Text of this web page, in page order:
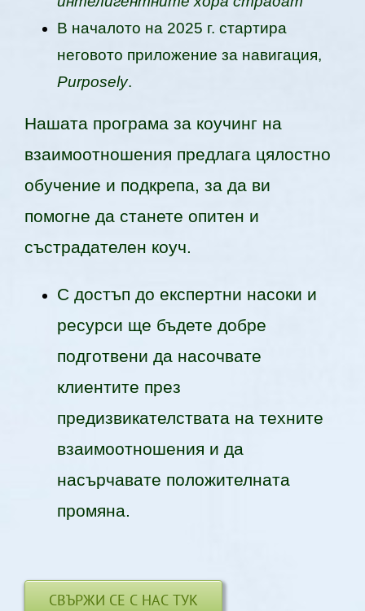
В началото на 2025 г. стартира
неговото приложение за навигация,
Purposely.
Нашата програма за коучинг на
взаимоотношения предлага цялостно
обучение и подкрепа, за да ви
помогне да станете опитен и
състрадателен коуч.
С достъп до експертни насоки и
ресурси ще бъдете добре
подготвени да насочвате
клиентите през
предизвикателствата на техните
взаимоотношения и да
насърчавате положителната
промяна.
СВЪРЖИ СЕ С НАС ТУК